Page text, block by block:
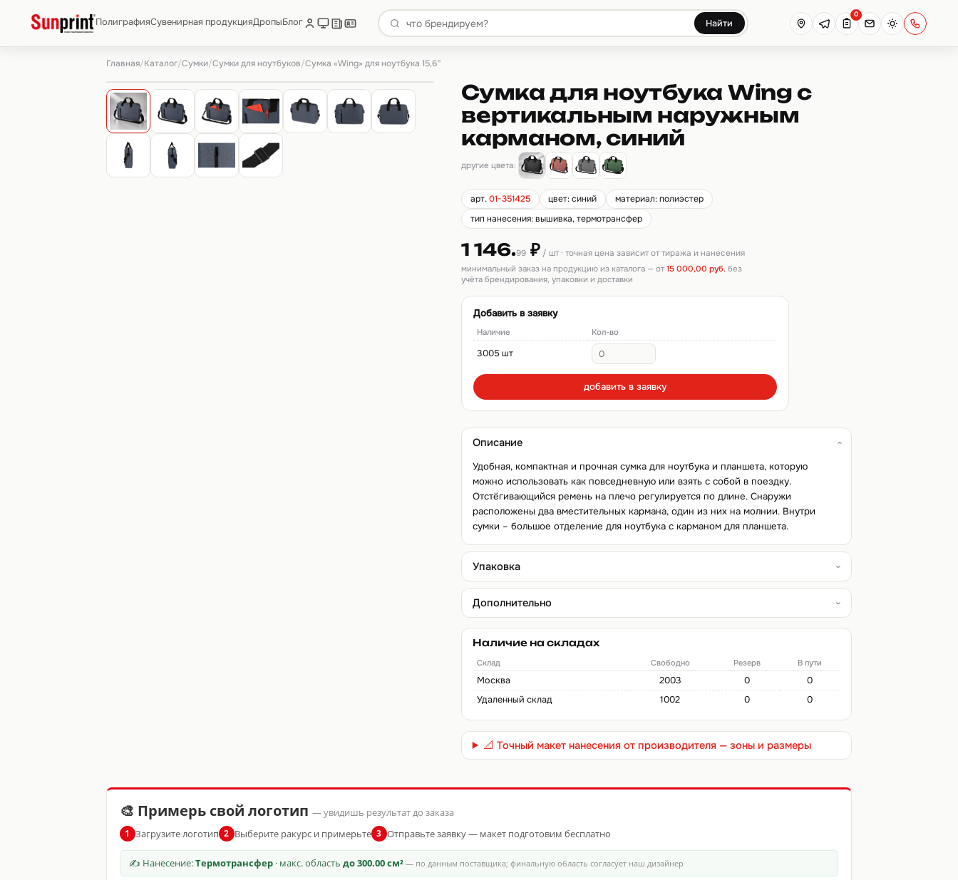
ПолиграфияСувенирная продукцияДропыБлог Найти
0
Главная/Каталог/Сумки/Сумки для ноутбуков/Сумка «Wing» для ноутбука 15,6"
Сумка для ноутбука Wing с
вертикальным наружным
карманом, синий
другие цвета:
арт.01-351425 цвет: синий
материал: полиэстер
тип нанесения: вышивка, термотрансфер
1 146.99 ₽ / шт · точная цена зависит от тиража и нанесения
минимальный заказ на продукцию из каталога — от15 000,00 руб. без
учёта брендирования, упаковки и доставки
Добавить в заявку
Наличие Кол-во
3005 шт
добавить в заявку
Описание
Удобная, компактная и прочная сумка для ноутбука и планшета, которую
можно использовать как повседневную или взять с собой в поездку.
Отстёгивающийся ремень на плечо регулируется по длине. Снаружи
расположены два вместительных кармана, один из них на молнии. Внутри
сумки – большое отделение для ноутбука с карманом для планшета.
Упаковка
Дополнительно
Наличие на складах
Склад Свободно Резерв В пути
Москва 2003 0
0
Удаленный склад
1002 0 0
📐 Точный макет нанесения от производителя — зоны и размеры
🎨 Примерь свой логотип — увидишь результат до заказа
1 Загрузите логотип 2 Выберите ракурс и примерьте 3 Отправьте заявку — макет подготовим бесплатно
✍ Нанесение:Термотрансфер· макс. область до 300.00 см²— по данным поставщика; финальную область согласует наш дизайнер